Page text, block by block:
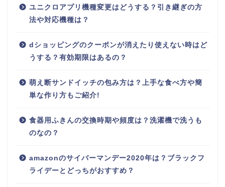
ユニクロアプリ機種変更はどうする？引き継ぎの方
法や対応機種は？
dショッピングのクーポンが消えたり使えない時はど
うする？有効期限はあるの？
萌え断サンドイッチの包み方は？上手な食べ方や簡
単な作り方もご紹介!
食器用ふきんの交換時期や頻度は？洗濯機で洗うも
のなの？
amazonのサイバーマンデー2020年は？ブラックフ
ライデーとどっちがおすすめ？